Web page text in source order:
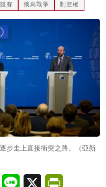
賽 俄烏戰爭 制空權
步走上直接衝突之路。（亞新
LinkedInLine X